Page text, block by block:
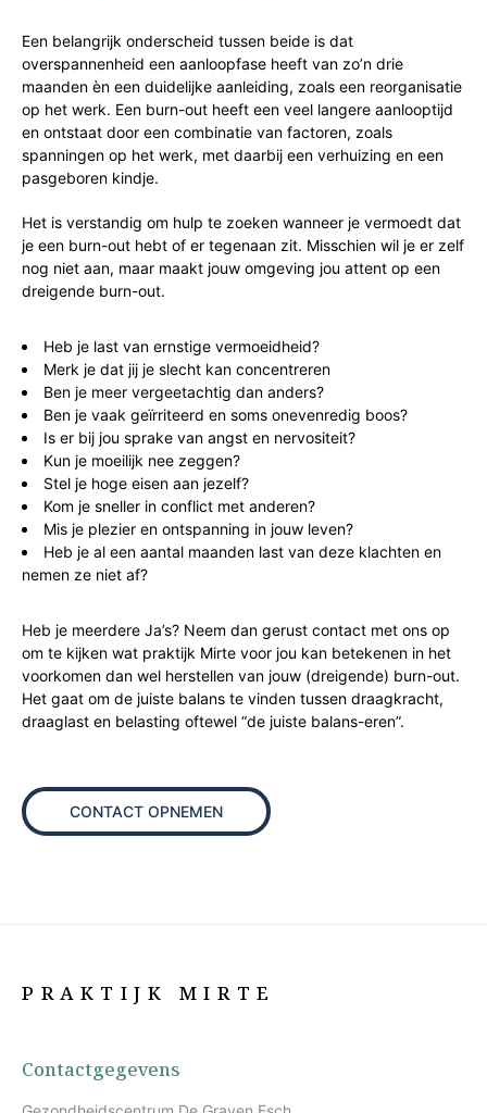
Een belangrijk onderscheid tussen beide is dat
overspannenheid een aanloopfase heeft van zo’n drie
maanden èn een duidelijke aanleiding, zoals een reorganisatie
op het werk. Een burn-out heeft een veel langere aanlooptijd
en ontstaat door een combinatie van factoren, zoals
spanningen op het werk, met daarbij een verhuizing en een
pasgeboren kindje.
Het is verstandig om hulp te zoeken wanneer je vermoedt dat
je een burn-out hebt of er tegenaan zit. Misschien wil je er zelf
nog niet aan, maar maakt jouw omgeving jou attent op een
dreigende burn-out.
Heb je last van ernstige vermoeidheid?
Merk je dat jij je slecht kan concentreren
Ben je meer vergeetachtig dan anders?
Ben je vaak geïrriteerd en soms onevenredig boos?
Is er bij jou sprake van angst en nervositeit?
Kun je moeilijk nee zeggen?
Stel je hoge eisen aan jezelf?
Kom je sneller in conflict met anderen?
Mis je plezier en ontspanning in jouw leven?
Heb je al een aantal maanden last van deze klachten en
nemen ze niet af?
Heb je meerdere Ja’s? Neem dan gerust contact met ons op
om te kijken wat praktijk Mirte voor jou kan betekenen in het
voorkomen dan wel herstellen van jouw (dreigende) burn-out.
Het gaat om de juiste balans te vinden tussen draagkracht,
draaglast en belasting oftewel “de juiste balans-eren”.
CONTACT OPNEMEN
PRAKTIJK MIRTE
Contactgegevens